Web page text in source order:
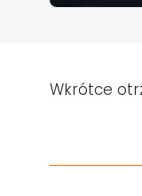
Wkrótce